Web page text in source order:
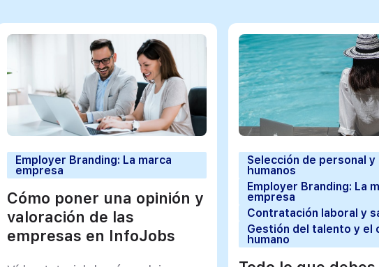
Employer Branding: La marca
empresa
Cómo poner una opinión y
valoración de las
empresas en InfoJobs
Selección de personal
humanos
Employer Branding: La
empresa
Contratación laboral y
Gestión del talento y el
humano